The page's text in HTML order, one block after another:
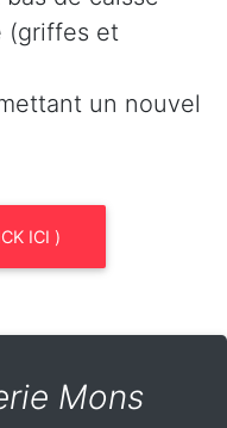
(griffes et
un nouvel
ICI )
Mons